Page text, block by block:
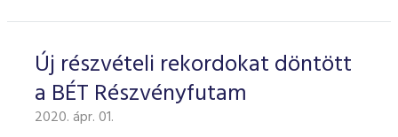
Új részvételi rekordokat döntött
a BÉT Részvényfutam
2020. ápr. 01.